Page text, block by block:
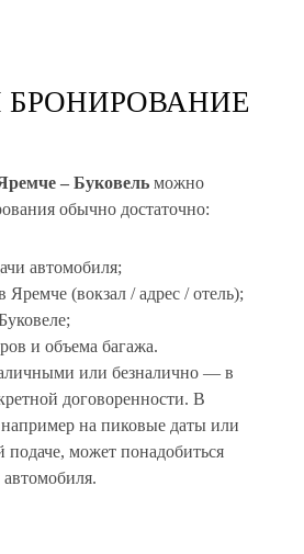
БРОНИРОВАНИЕ
– Буковель можно
обычно достаточно:
автомобиля;
Яремче (вокзал / адрес / отель);
и объема багажа.
или безналично — в
договоренности. В
на пиковые даты или
может понадобиться